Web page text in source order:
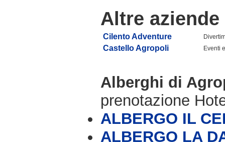
Altre
Cilento Adventure
Castello Agropoli Eventi
Alberghi di
prenotazione
ALBERGO IL
ALBERGO LA